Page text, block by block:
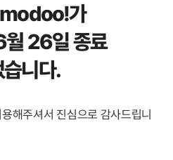
modoo!가
26일 종료
니다.
해주셔서 진심으로 감사드립니